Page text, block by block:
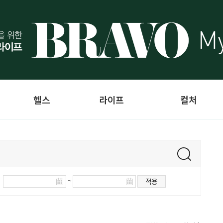
헬스 라이프 컬처
~ 적용